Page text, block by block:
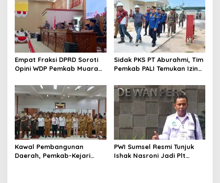
Empat Fraksi DPRD Soroti
Opini WDP Pemkab Muara
Kelola Keuangan
Sidak PKS PT Aburahmi, Tim
Pemkab PALI Temukan Izin
Kawal Pembangunan
Daerah, Pemkab-Kejari
PWI Sumsel Resmi Tunjuk
Ishak Nasroni Jadi Plt